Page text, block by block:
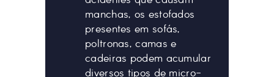
manchas, os estofados
presentes em sofás,
poltronas, camas e
cadeiras podem acumular
diversos tipos de micro-